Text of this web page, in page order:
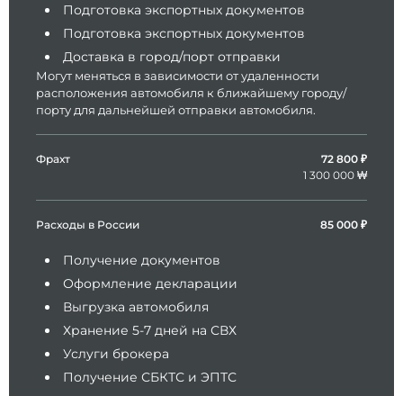
Подготовка экспортных документов
Подготовка экспортных документов
Доставка в город/порт отправки
Могут меняться в зависимости от удаленности
расположения автомобиля к ближайшему городу/
порту для дальнейшей отправки автомобиля.
Фрахт
72 800 ₽
1 300 000 ₩
Расходы в России 85 000 ₽
Получение документов
Оформление декларации
Выгрузка автомобиля
Хранение 5-7 дней на СВХ
Услуги брокера
Получение СБКТС и ЭПТС